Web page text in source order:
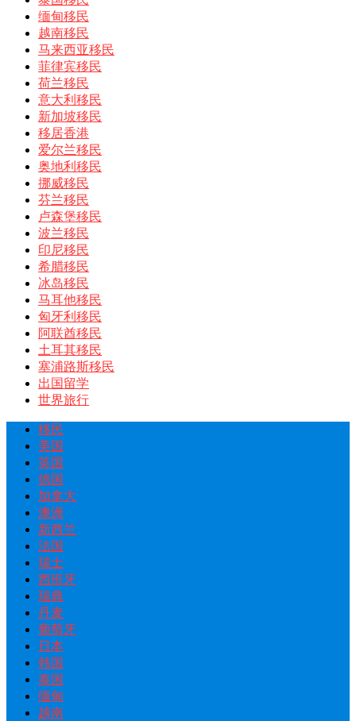
缅甸移民
越南移民
马来西亚移民
菲律宾移民
荷兰移民
意大利移民
新加坡移民
移居香港
爱尔兰移民
奥地利移民
挪威移民
芬兰移民
卢森堡移民
波兰移民
印尼移民
希腊移民
冰岛移民
马耳他移民
匈牙利移民
阿联酋移民
土耳其移民
塞浦路斯移民
出国留学
世界旅行
移民
美国
英国
德国
加拿大
澳洲
新西兰
法国
瑞士
西班牙
瑞典
丹麦
葡萄牙
日本
韩国
泰国
缅甸
越南